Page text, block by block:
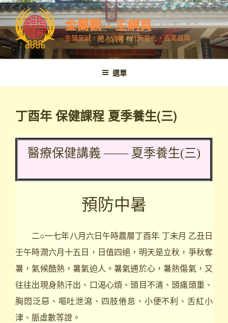
跳
至
內
容
金蘭觀 – 主網頁
金蘭至誠，神人溫馨，代天宣化，百業昌興
選單
丁酉年 保健課程 夏季養生(三)
醫療保健講義 —— 夏季養生(三)
預防中暑
二○一七年八月六日午時農層丁酉年 丁未月 乙丑日
壬午時潤六月十五日，日值四絕，明天是立秋，爭秋奪
暑，氣候酷熱，暑氣迫人。暑氣通於心，暑熱傷氣，又
往往出現身熱汗出、口渴心煩、頭目不清、頭痛頭重、
胸悶泛惡、嘔吐泄瀉、四肢倦怠、小便不利、舌紅小
津、脈虛數等證。